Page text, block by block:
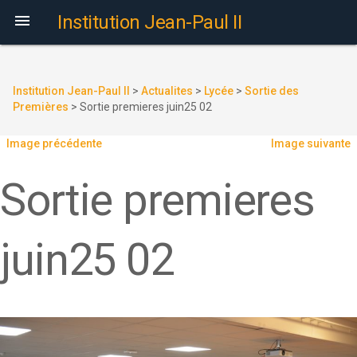
 Institution Jean-Paul II
Institution Jean-Paul II > Actualites > Lycée > Sortie des
Premières > Sortie premieres juin25 02
Image précédente Image suivante
Sortie premieres
juin25 02